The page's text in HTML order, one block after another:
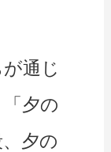
通じ
夕の
夕の